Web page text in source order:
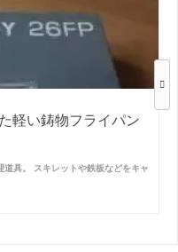
軽い鋳物フライパン
具。 スキレットや鉄板などをキャ